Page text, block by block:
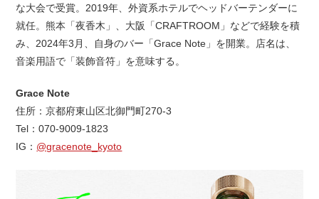
な大会で受賞。2019年、外資系ホテルでヘッドバーテンダーに
就任。熊本「夜香木」、大阪「CRAFTROOM」などで経験を積
み、2024年3月、自身のバー「Grace Note」を開業。店名は、
音楽用語で「装飾音符」を意味する。
Grace Note
住所：京都府東山区北御門町270-3
Tel：070-9009-1823
IG： @gracenote_kyoto